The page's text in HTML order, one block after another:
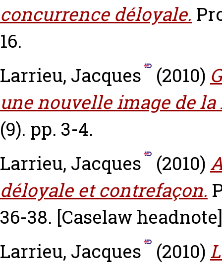
concurrence déloyale.
16.
Larrieu, Jacques
(2010)
une nouvelle image de la
(9). pp. 3-4.
Larrieu, Jacques
(2010)
déloyale et contrefaçon.
36-38. [Caselaw headnote]
Larrieu, Jacques
(2010)